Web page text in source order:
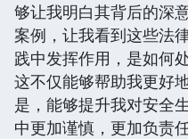
够让我明白其背后的深
案例，让我看到这些法
践中发挥作用，是如何
这不仅能够帮助我更好
是，能够提升我对安全
中更加谨慎，更加负责任